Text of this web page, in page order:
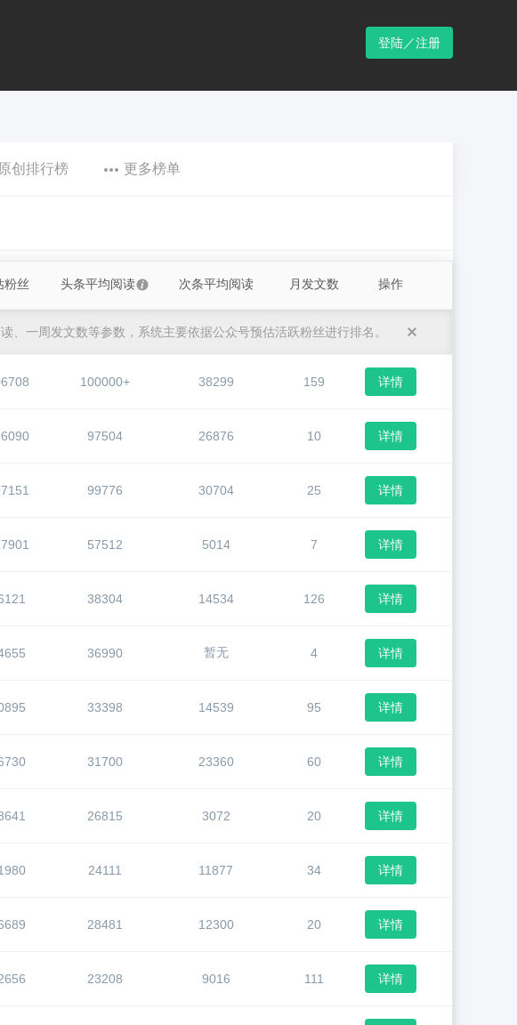
登陆／注册
原创排行榜 更多榜单
粉丝 头条平均阅读 次条平均阅读 月发文数 操作
一周发文数等参数，系统主要依据公众号预估活跃粉丝进行排名。
100000+ 38299 159 详情
97504 26876 10 详情
99776 30704 25 详情
57512 5014 7 详情
38304 14534 126 详情
36990 暂无 4 详情
33398 14539 95 详情
31700 23360 60 详情
26815 3072 20 详情
24111 11877 34 详情
28481 12300 20 详情
23208 9016 111 详情